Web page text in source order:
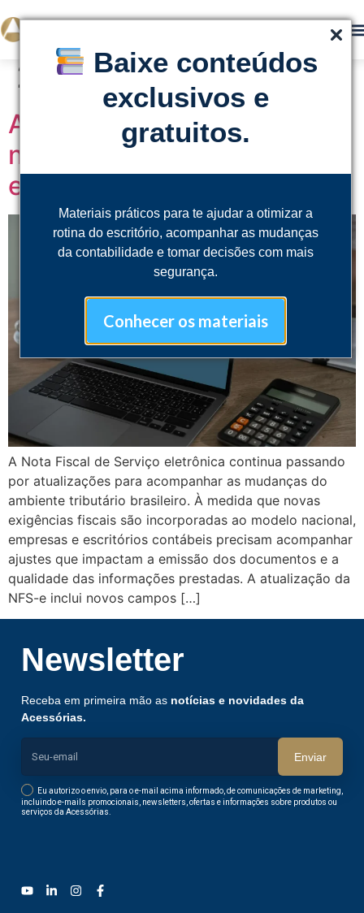
Baixe conteúdos
exclusivos e
gratuitos.
Materiais práticos para te ajudar a otimizar a
rotina do escritório, acompanhar as mudanças
da contabilidade e tomar decisões com mais
segurança.
Conhecer os materiais
Dia:
2026
Atualização da NFS-e:
novas adequações para
empresas e escritórios
A Nota Fiscal de Serviço eletrônica continua passando
por atualizações para acompanhar as mudanças do
ambiente tributário brasileiro. À medida que novas
exigências fiscais são incorporadas ao modelo nacional,
empresas e escritórios contábeis precisam acompanhar
ajustes que impactam a emissão dos documentos e a
qualidade das informações prestadas. A atualização da
NFS-e inclui novos campos […]
Newsletter
Receba em primeira mão as notícias e novidades da
Acessórias.
Eu autorizo o envio, para o e-mail acima informado, de comunicações de marketing,
incluindo e-mails promocionais, newsletters, ofertas e informações sobre produtos ou
serviços da Acessórias.
Enviar